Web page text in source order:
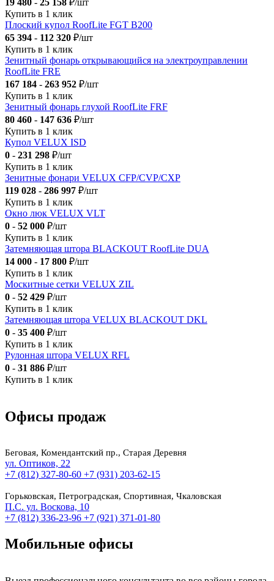
Купить в 1 клик
Плоский купол RoofLite FGT B200
65 394 - 112 320 ₽/шт
Купить в 1 клик
Зенитный фонарь открывающийся на электроуправлении
RoofLite FRE
167 184 - 263 952 ₽/шт
Купить в 1 клик
Зенитный фонарь глухой RoofLite FRF
80 460 - 147 636 ₽/шт
Купить в 1 клик
Купол VELUX ISD
0 - 231 298 ₽/шт
Купить в 1 клик
Зенитные фонари VELUX CFP/CVP/CXP
119 028 - 286 997 ₽/шт
Купить в 1 клик
Окно люк VELUX VLT
0 - 52 000 ₽/шт
Купить в 1 клик
Затемняющая штора BLACKOUT RoofLite DUA
14 000 - 17 800 ₽/шт
Купить в 1 клик
Москитные сетки VELUX ZIL
0 - 52 429 ₽/шт
Купить в 1 клик
Затемняющая штора VELUX BLACKOUT DKL
0 - 35 400 ₽/шт
Купить в 1 клик
Рулонная штора VELUX RFL
0 - 31 886 ₽/шт
Купить в 1 клик
Офисы продаж
Беговая, Комендантский пр., Старая Деревня
ул. Оптиков, 22
+7 (812) 327-80-60 +7 (931) 203-62-15
Горьковская, Петроградская, Спортивная, Чкаловская
П.С. ул. Воскова, 10
+7 (812) 336-23-96 +7 (921) 371-01-80
Мобильные офисы